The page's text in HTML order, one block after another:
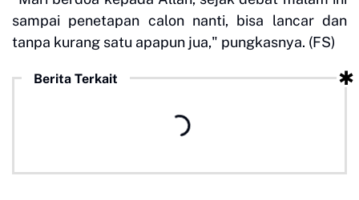
sampai penetapan calon nanti, bisa lancar dan
tanpa kurang satu apapun jua," pungkasnya. (FS)
Berita Terkait